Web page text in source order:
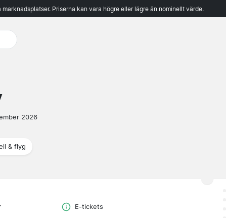
Priserna kan vara högre eller lägre än nominellt värde.
2026
& flyg
E-tickets